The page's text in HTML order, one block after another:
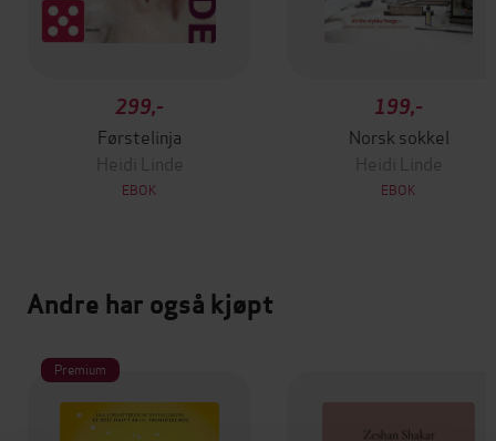
299,-
Førstelinja
Heidi Linde
EBOK
199,-
Norsk sokkel
Heidi Linde
EBOK
Andre har også kjøpt
Premium